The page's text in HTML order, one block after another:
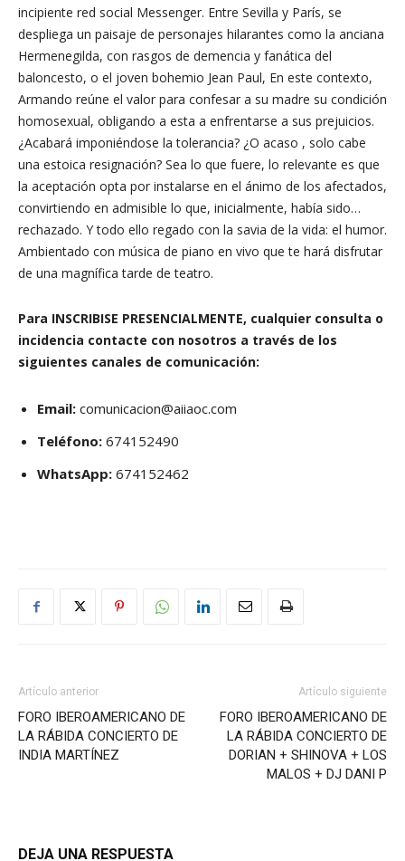
incipiente red social Messenger. Entre Sevilla y París, se
despliega un paisaje de personajes hilarantes como la anciana
Hermenegilda, con rasgos de demencia y fanática del
baloncesto, o el joven bohemio Jean Paul, En este contexto,
Armando reúne el valor para confesar a su madre su condición
homosexual, obligando a esta a enfrentarse a sus prejuicios.
¿Acabará imponiéndose la tolerancia? ¿O acaso , solo cabe
una estoica resignación? Sea lo que fuere, lo relevante es que
la aceptación opta por instalarse en el ánimo de los afectados,
convirtiendo en admisible lo que, inicialmente, había sido…
rechazado. Y todo ello regado con la savia de la vida: el humor.
Ambientado con música de piano en vivo que te hará disfrutar
de una magnífica tarde de teatro.
Para INSCRIBISE PRESENCIALMENTE, cualquier consulta o
incidencia contacte con nosotros a través de los
siguientes canales de comunicación:
Email: comunicacion@aiiaoc.com
Teléfono: 674152490
WhatsApp: 674152462
Artículo anterior
FORO IBEROAMERICANO DE
LA RÁBIDA CONCIERTO DE
INDIA MARTÍNEZ
Artículo siguiente
FORO IBEROAMERICANO DE
LA RÁBIDA CONCIERTO DE
DORIAN + SHINOVA + LOS
MALOS + DJ DANI P
DEJA UNA RESPUESTA